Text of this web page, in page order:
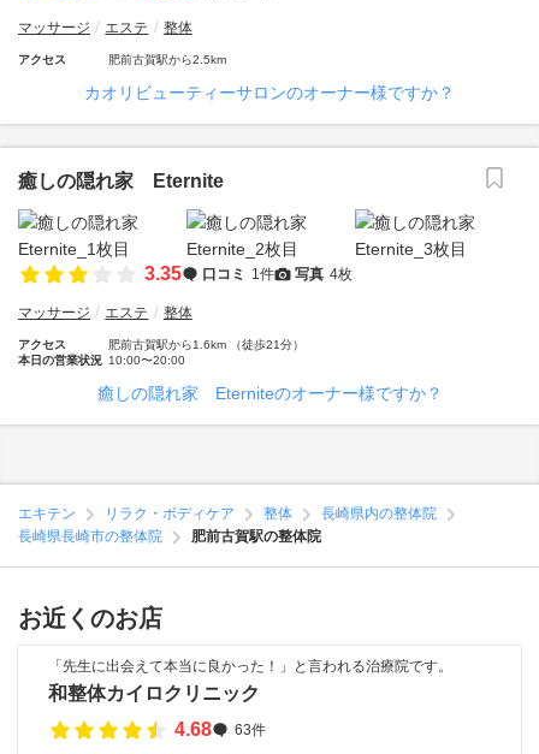
マッサージ エステ 整体
アクセス 肥前古賀駅から2.5km
カオリビューティーサロンのオーナー様ですか？
癒しの隠れ家 Eternite
3.35 口コミ 1件 写真 4枚
マッサージ エステ 整体
アクセス
肥前古賀駅から1.6km （徒歩21分）
本日の営業状況 10:00〜20:00
癒しの隠れ家 Eterniteのオーナー様ですか？
エキテン リラク・ボディケア 整体
長崎県内の整体院
長崎県長崎市の整体院
肥前古賀駅の整体院
お近くのお店
「先生に出会えて本当に良かった！」と言われる治療院です。
和整体カイロクリニック
4.68
63件